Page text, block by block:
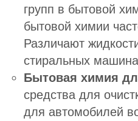
групп в бытовой
бытовой химии
Различают
стиральных
Бытовая химия
средства для
для автомобилей